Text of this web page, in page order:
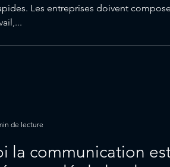
Les entreprises doivent
la communication
de lecture